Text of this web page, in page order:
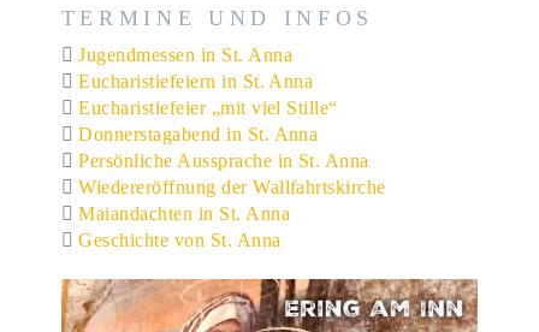
TERMINE UND INFOS
Jugendmessen in St. Anna
Eucharistiefeiern in St. Anna
Eucharistiefeier „mit viel Stille“
Donnerstagabend in St. Anna
Persönliche Aussprache in St. Anna
Wiedereröffnung der Wallfahrtskirche
Maiandachten in St. Anna
Geschichte von St. Anna